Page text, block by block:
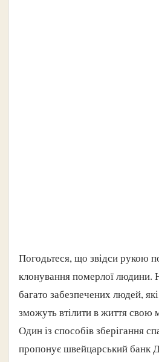
Погодьтеся, що звідси рукою
клонування померлої людини.
багато забезпечених людей,
зможуть втілити в життя свою
Один із способів зберігання
пропонує швейцарський банк